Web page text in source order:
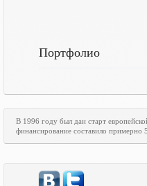
Портфолио
В 1996 году был дан старт
финансирование составило примерно